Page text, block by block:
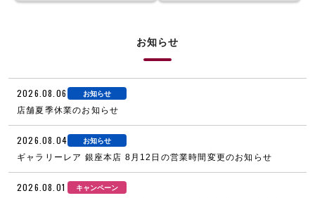
お知らせ
2026.08.06 お知らせ
店舗夏季休業のお知らせ
2026.08.04 お知らせ
ギャラリーレア 銀座本店 8月12日の営業時間変更のお知らせ
2026.08.01 キャンペーン